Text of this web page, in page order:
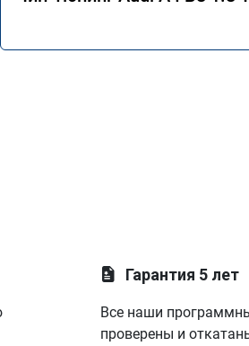
Гарантия 5 лет
Все наши
проверены и